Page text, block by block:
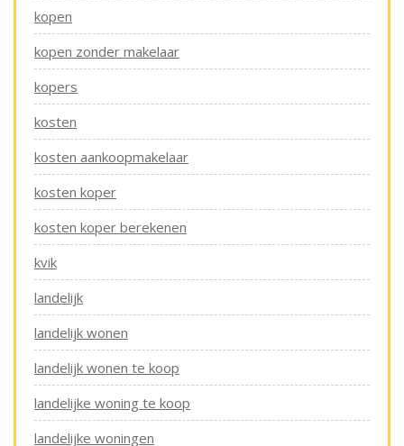
kopen
kopen zonder makelaar
kopers
kosten
kosten aankoopmakelaar
kosten koper
kosten koper berekenen
kvik
landelijk
landelijk wonen
landelijk wonen te koop
landelijke woning te koop
landelijke woningen